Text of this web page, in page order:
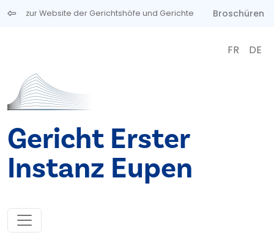
Direkt zum Inhalt
zur Website der Gerichtshöfe und Gerichte Broschüren
FR DE
Gericht Erster
Instanz Eupen